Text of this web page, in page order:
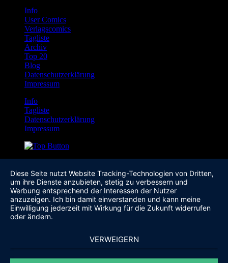
Info
User Comics
Verlagscomics
Tagliste
Archiv
Top 20
Blog
Datenschutzerklärung
Impressum
Info
Tagliste
Datenschutzerklärung
Impressum
Diese Seite nutzt Website Tracking-Technologien von Dritten,
um ihre Dienste anzubieten, stetig zu verbessern und
Werbung entsprechend der Interessen der Nutzer
anzuzeigen. Ich bin damit einverstanden und kann meine
Einwilligung jederzeit mit Wirkung für die Zukunft widerrufen
oder ändern.
VERWEIGERN